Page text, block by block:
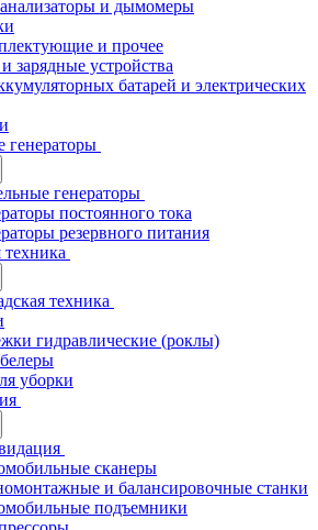
и дымомеры
и прочее
зарядные устройства
батарей и электрических
генераторы
генераторы
постоянного тока
резервного питания
техника
техника
гидравлические (роклы)
уборки
сканеры
и балансировочные станки
подъемники